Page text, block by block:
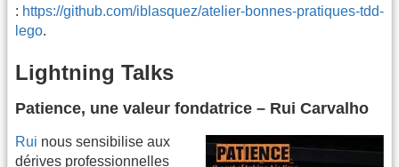
: https://github.com/iblasquez/atelier-bonnes-pratiques-tdd-
lego.
Lightning Talks
Patience, une valeur fondatrice – Rui Carvalho
Rui nous sensibilise aux
dérives professionnelles